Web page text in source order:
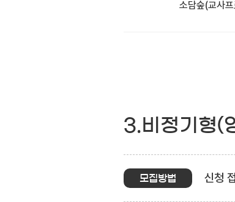
소담숲(교사
3.비정기형(
모집방법 신청